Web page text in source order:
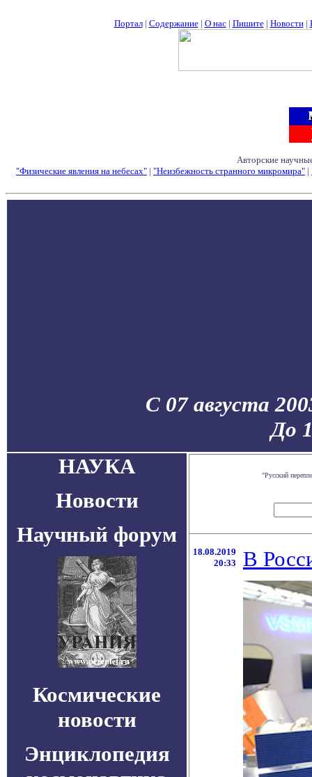
Портал| Содержание| О нас| Пишите| Новости|
Авторские
"Физические явления на небесах" | "Неизбежность странного микромира" |
С 07 августа
До
НАУКА
Новости
Научный форум
Космические
новости
Энциклопедия
"Русский
18.08.2019
20:33
В